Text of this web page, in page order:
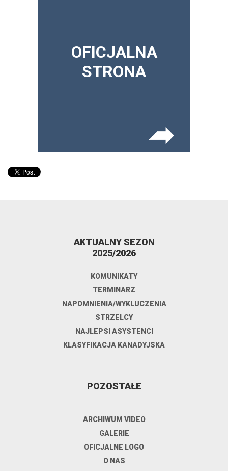
OFICJALNA
STRONA
AKTUALNY SEZON
2025/2026
KOMUNIKATY
TERMINARZ
NAPOMNIENIA/WYKLUCZENIA
STRZELCY
NAJLEPSI ASYSTENCI
KLASYFIKACJA KANADYJSKA
POZOSTAŁE
ARCHIWUM VIDEO
GALERIE
OFICJALNE LOGO
O NAS